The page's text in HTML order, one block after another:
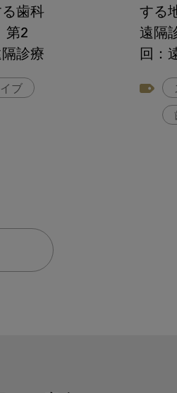
歯科
第2
診療
ブ
する
遠隔
回：
生え